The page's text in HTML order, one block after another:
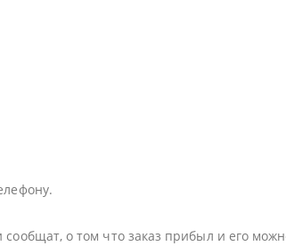
о том что заказ прибыл и его